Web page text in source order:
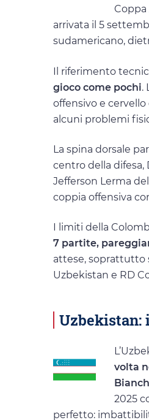
Coppa
arrivata il 5
sudamericano,
Il riferimento
gioco come pochi.
offensivo e
alcuni problemi
La spina dorsale
centro della difesa,
Jefferson Lerma
coppia offensiva
I limiti della
7 partite,
attese, soprattutto
Uzbekistan e RD
Uzbekistan:
volta
2025
perfetto: